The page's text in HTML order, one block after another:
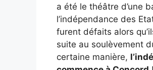
a été le théâtre d’une
l’indépendance des
furent défaits alors
suite au soulèvement
certaine manière,